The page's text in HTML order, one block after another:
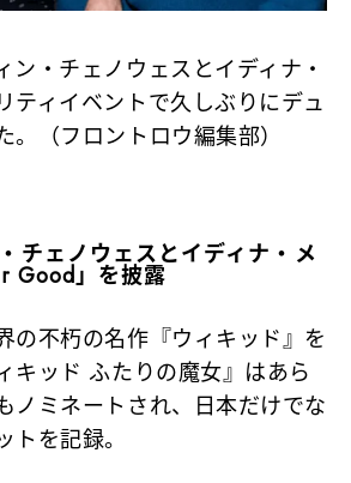
ン・チェノウェスとイディナ・
ティイベントで久しぶりにデュ
。（フロントロウ編集部）
チェノウェスとイディナ・メ
Good」を披露
の不朽の名作『ウィキッド』を
キッド ふたりの魔女』はあら
ノミネートされ、日本だけでな
トを記録。